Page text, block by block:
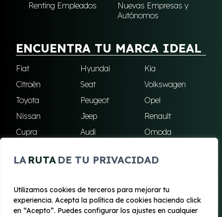
LA RUTA DE TU PRIVACIDAD
Utilizamos cookies de terceros para mejorar tu
experiencia. Acepta la política de cookies haciendo click
en “Acepto”. Puedes configurar los ajustes en cualquier
Renting Empleados
Nuevas Empresas y
Autónomos
ENCUENTRA TU MARCA IDEAL
Fiat Hyundai
Kia
Citroën
Seat
Volkswagen
Toyota
Peugeot
Opel
Nissan
Jeep
Renault
Cupra
Audi
Omoda
Skoda
Ford Todas las marcas
© 2020 - 2026 Renting Mallorca